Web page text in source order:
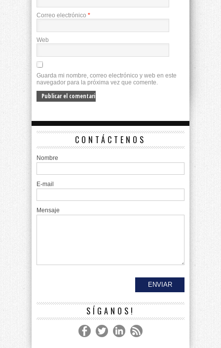
Correo electrónico *
Web
Guarda mi nombre, correo electrónico y web en este
navegador para la próxima vez que comente.
CONTÁCTENOS
Nombre
E-mail
Mensaje
SÍGANOS!